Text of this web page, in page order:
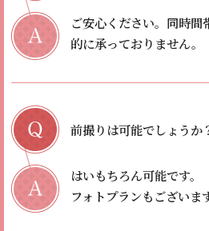
ご安心ください。 同時間
的に承っておりません。
前撮りは可能でしょうか
はいもちろん可能です。
フォトプランもございま